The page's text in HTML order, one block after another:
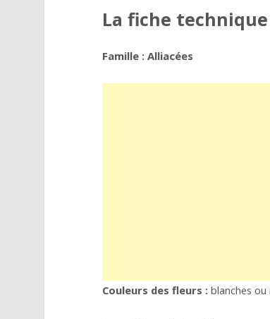
La fiche technique
Famille : Alliacées
Couleurs des fleurs : blanches ou